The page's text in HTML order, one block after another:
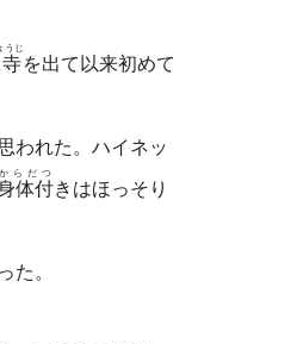
うじ
を出て以来初めて
われた。ハイネッ
体付
からだつ
きはほっそり
た。